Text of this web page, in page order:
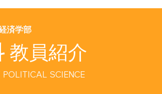
済学部
教員紹介
SCIENCE